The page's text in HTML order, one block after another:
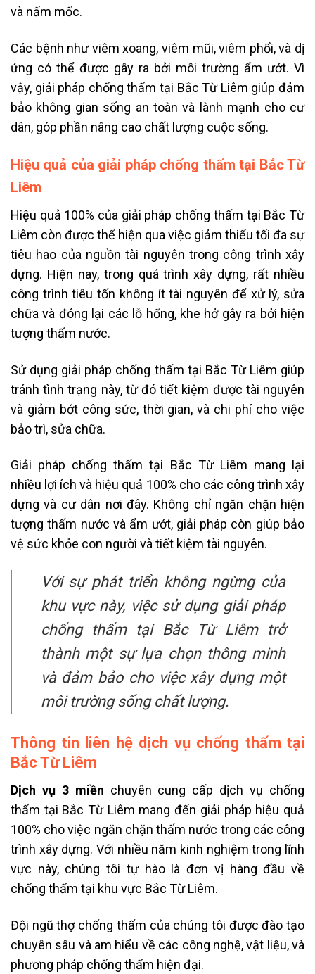
và nấm mốc.
Các bệnh như viêm xoang, viêm mũi, viêm phổi, và dị
ứng có thể được gây ra bởi môi trường ẩm ướt. Vì
vậy, giải pháp chống thấm tại Bắc Từ Liêm giúp đảm
bảo không gian sống an toàn và lành mạnh cho cư
dân, góp phần nâng cao chất lượng cuộc sống.
Hiệu quả của giải pháp chống thấm tại Bắc Từ
Liêm
Hiệu quả 100% của giải pháp chống thấm tại Bắc Từ
Liêm còn được thể hiện qua việc giảm thiểu tối đa sự
tiêu hao của nguồn tài nguyên trong công trình xây
dựng. Hiện nay, trong quá trình xây dựng, rất nhiều
công trình tiêu tốn không ít tài nguyên để xử lý, sửa
chữa và đóng lại các lỗ hổng, khe hở gây ra bởi hiện
tượng thấm nước.
Sử dụng giải pháp chống thấm tại Bắc Từ Liêm giúp
tránh tình trạng này, từ đó tiết kiệm được tài nguyên
và giảm bớt công sức, thời gian, và chi phí cho việc
bảo trì, sửa chữa.
Giải pháp chống thấm tại Bắc Từ Liêm mang lại
nhiều lợi ích và hiệu quả 100% cho các công trình xây
dựng và cư dân nơi đây. Không chỉ ngăn chặn hiện
tượng thấm nước và ẩm ướt, giải pháp còn giúp bảo
vệ sức khỏe con người và tiết kiệm tài nguyên.
Với sự phát triển không ngừng của
khu vực này, việc sử dụng giải pháp
chống thấm tại Bắc Từ Liêm trở
thành một sự lựa chọn thông minh
và đảm bảo cho việc xây dựng một
môi trường sống chất lượng.
Thông tin liên hệ dịch vụ chống thấm tại
Bắc Từ Liêm
Dịch vụ 3 miền chuyên cung cấp dịch vụ chống
thấm tại Bắc Từ Liêm mang đến giải pháp hiệu quả
100% cho việc ngăn chặn thấm nước trong các công
trình xây dựng. Với nhiều năm kinh nghiệm trong lĩnh
vực này, chúng tôi tự hào là đơn vị hàng đầu về
chống thấm tại khu vực Bắc Từ Liêm.
Đội ngũ thợ chống thấm của chúng tôi được đào tạo
chuyên sâu và am hiểu về các công nghệ, vật liệu, và
phương pháp chống thấm hiện đại.